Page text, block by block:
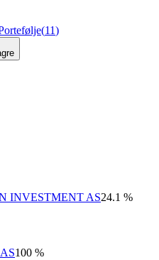
(11)
INVESTMENT AS24.1 %
100 %